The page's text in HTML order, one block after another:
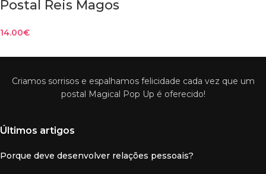
Postal Reis Magos
14.00€
Criamos sorrisos e espalhamos felicidade cada vez que um
postal Magical Pop Up é oferecido!
Últimos artigos
Porque deve desenvolver relações pessoais?